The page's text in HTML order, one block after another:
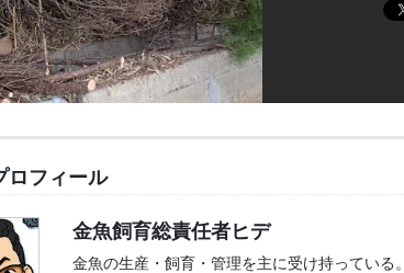
ロフィール
金魚飼育総責任者ヒデ
金魚の生産・飼育・管理を主に受け持っている。